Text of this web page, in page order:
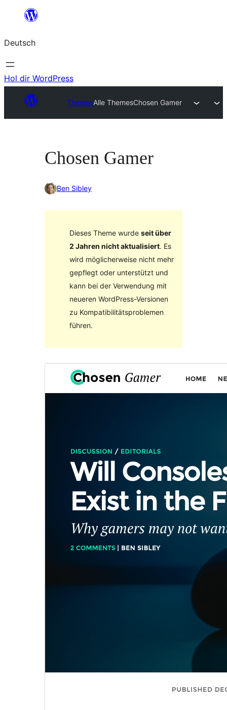
springen
Deutsch
Hol dir WordPress
ThemesAlle ThemesChosen Gamer
Chosen Gamer
Ben Sibley
Dieses Theme wurde seit über
2 Jahren nicht aktualisiert. Es
wird möglicherweise nicht mehr
gepflegt oder unterstützt und
kann bei der Verwendung mit
neueren WordPress-Versionen
zu Kompatibilitätsproblemen
führen.